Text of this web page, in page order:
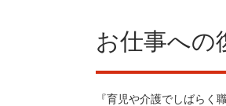
お仕事への
『育児や介護でしばらく